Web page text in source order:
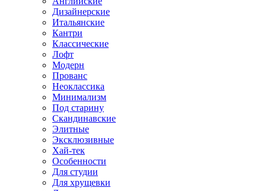
Дизайнерские
Итальянские
Кантри
Классические
Лофт
Модерн
Прованс
Неоклассика
Минимализм
Под старину
Скандинавские
Элитные
Эксклюзивные
Хай-тек
Особенности
Для студии
Для хрущевки